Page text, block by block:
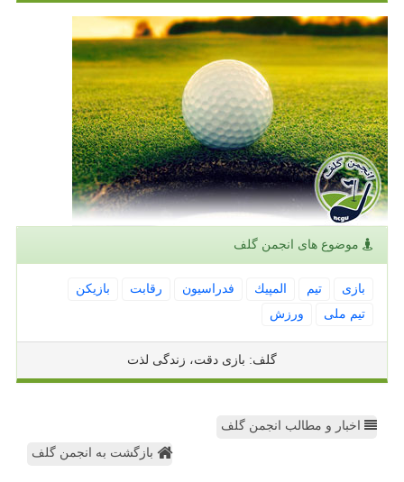
موضوع های انجمن گلف
بازی تیم المپیك فدراسیون رقابت
بازیكن
تیم ملی
ورزش
گلف: بازی دقت، زندگی لذت
اخبار و مطالب انجمن گلف
بازگشت به انجمن گلف